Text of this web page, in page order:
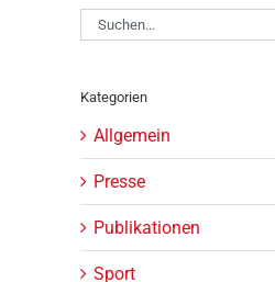
Suche
nach:
Kategorien
Allgemein
Presse
Publikationen
Sport